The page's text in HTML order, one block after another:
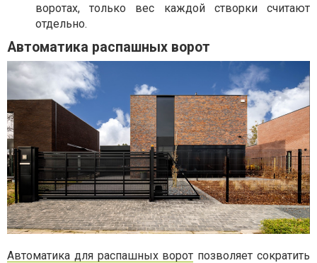
воротах, только вес каждой створки считают
отдельно.
Автоматика распашных ворот
Автоматика для распашных ворот позволяет сократить